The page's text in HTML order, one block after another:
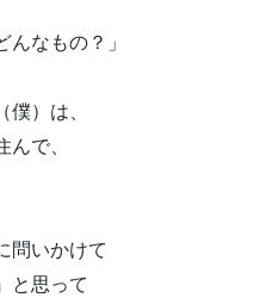
んなもの？」
）は、
で、
問いかけて
と思って